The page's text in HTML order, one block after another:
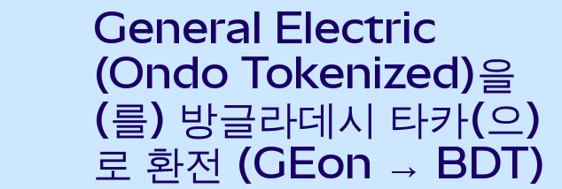
General Electric
(Ondo Tokenized)을
(를) 방글라데시 타카(으)
로 환전 (GEon → BDT)